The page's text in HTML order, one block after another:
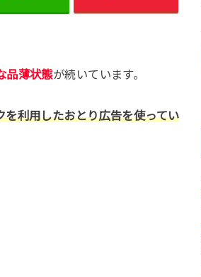
品薄状態が続いています。
利用したおとり広告を使ってい